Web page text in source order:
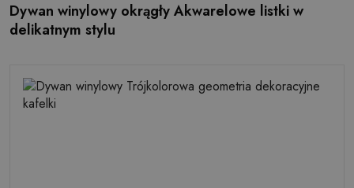
Dywan winylowy okrągły Akwarelowe listki w
delikatnym stylu